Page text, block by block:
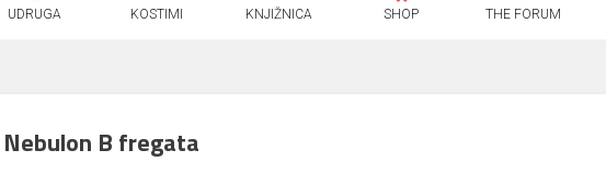
UDRUGA KOSTIMI KNJIŽNICA SHOP THE FORUM
Nebulon B fregata